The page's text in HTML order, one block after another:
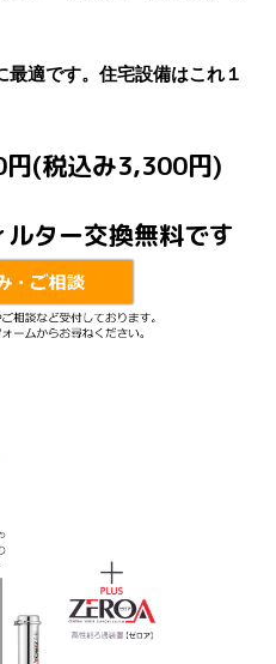
適です。住宅設備はこれ１
(税込み3,300円)
ター交換無料です